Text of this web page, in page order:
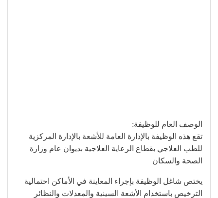
الوصف العام للوظيفة:
تقع هذه الوظيفة بالإدارة العامة للأشعة بالإدارة المركزية
للطب العلاجي بقطاع الرعاية العلاجية بديوان عام وزارة
الصحة والسكان
يختص شاغل الوظيفة بإجراء المعاينة في الأماكن احتمالية
الترخيص باستخدام الأشعة السينية والمعدلات والنظائر